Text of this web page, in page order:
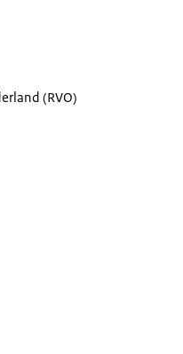
(RVO)